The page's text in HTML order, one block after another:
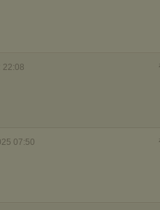
22:08
07:50